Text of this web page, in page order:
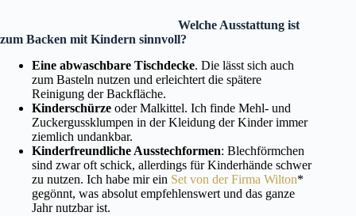
Welche Ausstattung ist
zum Backen mit Kindern sinnvoll?
Eine abwaschbare Tischdecke. Die lässt sich auch
zum Basteln nutzen und erleichtert die spätere
Reinigung der Backfläche.
Kinderschürze oder Malkittel. Ich finde Mehl- und
Zuckergussklumpen in der Kleidung der Kinder immer
ziemlich undankbar.
Kinderfreundliche Ausstechformen: Blechförmchen
sind zwar oft schick, allerdings für Kinderhände schwer
zu nutzen. Ich habe mir ein Set von der Firma Wilton*
gegönnt, was absolut empfehlenswert und das ganze
Jahr nutzbar ist.